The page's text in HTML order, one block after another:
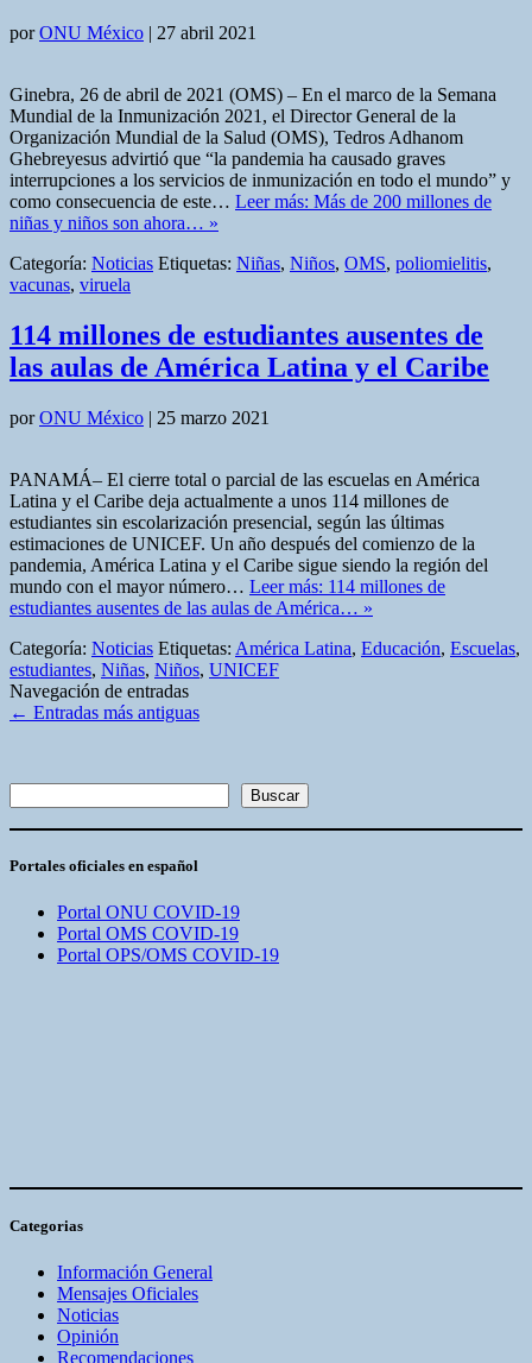
porONU México | 27 abril 2021
Ginebra, 26 de abril de 2021 (OMS) – En el marco de la Semana
Mundial de la Inmunización 2021, el Director General de la
Organización Mundial de la Salud (OMS), Tedros Adhanom
Ghebreyesus advirtió que “la pandemia ha causado graves
interrupciones a los servicios de inmunización en todo el mundo” y
como consecuencia de este… Leer más: Más de 200 millones de
niñas y niños son ahora… »
Categoría: Noticias Etiquetas: Niñas, Niños, OMS, poliomielitis,
vacunas, viruela
114 millones de estudiantes ausentes de
las aulas de América Latina y el Caribe
porONU México | 25 marzo 2021
PANAMÁ– El cierre total o parcial de las escuelas en América
Latina y el Caribe deja actualmente a unos 114 millones de
estudiantes sin escolarización presencial, según las últimas
estimaciones de UNICEF. Un año después del comienzo de la
pandemia, América Latina y el Caribe sigue siendo la región del
mundo con el mayor número… Leer más: 114 millones de
estudiantes ausentes de las aulas de América… »
Categoría: Noticias Etiquetas: América Latina, Educación, Escuelas,
estudiantes, Niñas, Niños, UNICEF
Navegación de entradas
← Entradas más antiguas
Buscar
Portales oficiales en español
Portal ONU COVID-19
Portal OMS COVID-19
Portal OPS/OMS COVID-19
Categorias
Información General
Mensajes Oficiales
Noticias
Opinión
Recomendaciones